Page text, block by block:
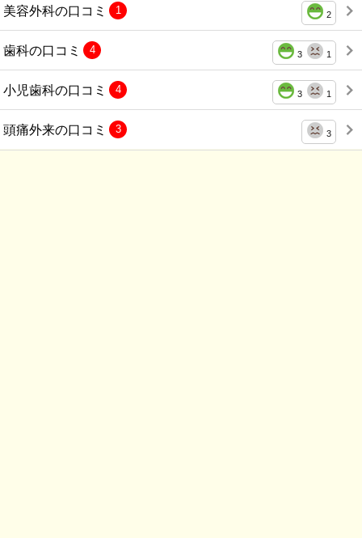
美容外科の口コミ 2
1
歯科の口コミ 3 1
4
小児歯科の口コミ 3 1
4
頭痛外来の口コミ 3
3